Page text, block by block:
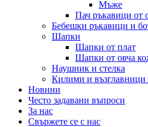
Мъже
Пач ръкавици от
Бебешки ръкавици и
Шапки
Шапки от плат
Шапки от овча
Наушник и стелка
Килими и възглавници
Новини
Често задавани въпроси
За нас
Свържете се с нас